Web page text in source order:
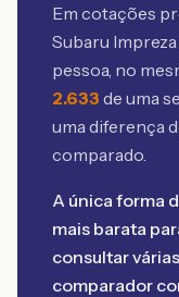
Em cotações
Subaru
pessoa, no
2.633 de uma
uma diferença
comparado.
A única forma
mais barata
consultar
comparador